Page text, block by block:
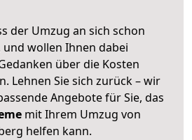
der Umzug an sich schon
wollen Ihnen dabei
über die Kosten
Lehnen Sie sich zurück – wir
Angebote für Sie, das
mit Ihrem Umzug von
helfen kann.